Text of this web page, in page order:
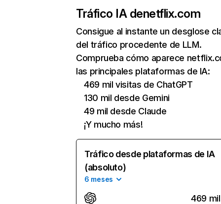
Tráfico IA denetflix.com
Consigue al instante un desglose
del tráfico procedente de LLM.
Comprueba cómo aparece
las principales plataformas de IA:
469 mil visitas de ChatGPT
130 mil desde Gemini
49 mil desde Claude
¡Y mucho más!
Tráfico desde plataformas de IA
(absoluto)
6 meses
469 mil